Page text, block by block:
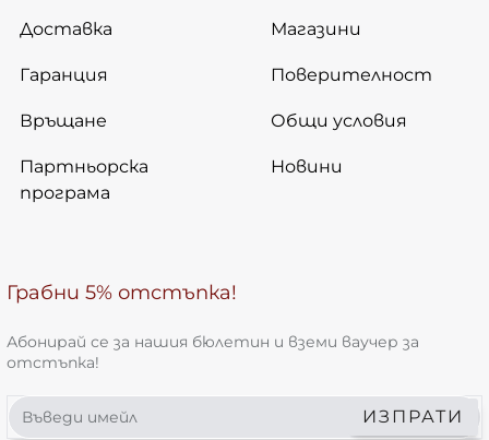
Доставка
Гаранция
Връщане
Партньорска
програма
Магазини
Поверителност
Общи условия
Новини
Грабни 5% отстъпка!
Абонирай се за нашия бюлетин и вземи ваучер за
отстъпка!
Въведи
имейл
ИЗПРАТИ